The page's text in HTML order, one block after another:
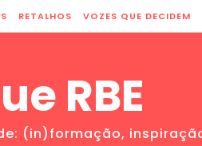
RETALHOS VOZES QUE DECIDEM
RBE
(in)formação,